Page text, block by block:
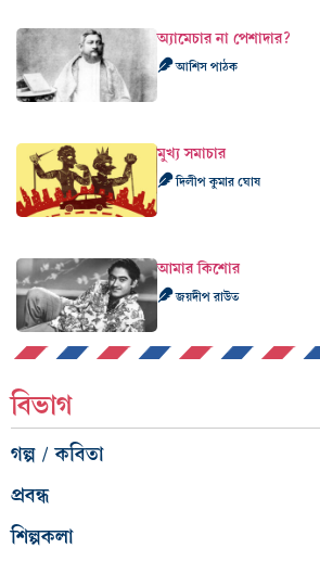
অ্যামেচার না পেশাদার?
আশিস পাঠক
মুখ্য সমাচার
দিলীপ কুমার ঘোষ
আমার কিশোর
জয়দীপ রাউত
বিভাগ
গল্প / কবিতা
প্রবন্ধ
শিল্পকলা